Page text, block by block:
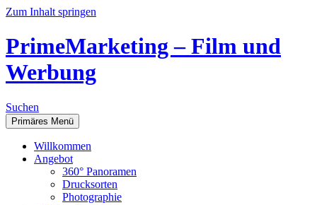
Zum Inhalt springen
PrimeMarketing – Film und
Werbung
Suchen
Primäres Menü
Willkommen
Angebot
360° Panoramen
Drucksorten
Photographie